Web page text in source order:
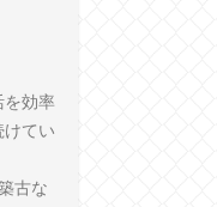
を効率
けてい
古な